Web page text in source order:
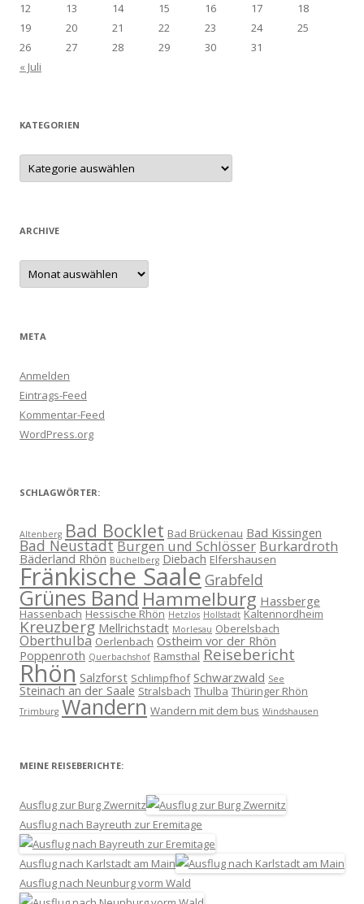
12
13 14 15 16 17
18
19
20 21 22 23 24
25
26
27 28 29 30
31
« Juli
KATEGORIEN
Kategorien
ARCHIVE
Archive
META
Anmelden
Eintrags-Feed
Kommentar-Feed
WordPress.org
SCHLAGWÖRTER:
Altenberg Bad Bocklet Bad Brückenau Bad Kissingen
Bad NeustadtBurgen und Schlösser Burkardroth
Bäderland Rhön Büchelberg Diebach Elfershausen
Fränkische Saale Grabfeld
Grünes BandHammelburg Hassberge
Hassenbach Hessische Rhön Hetzlos Hollstadt Kaltennordheim
Kreuzberg Mellrichstadt Morlesau Oberelsbach
Oberthulba Oerlenbach Ostheim vor der Rhön
Poppenroth Querbachshof Ramsthal Reisebericht
Rhön Salzforst Schlimpfhof Schwarzwald See
Steinach an der Saale Stralsbach Thulba Thüringer Rhön
Trimburg Wandern Wandern mit dem bus Windshausen
MEINE REISEBERICHTE:
Ausflug zur Burg Zwernitz
Ausflug nach Bayreuth zur Eremitage
Ausflug nach Karlstadt am Main
Ausflug nach Neunburg vorm Wald